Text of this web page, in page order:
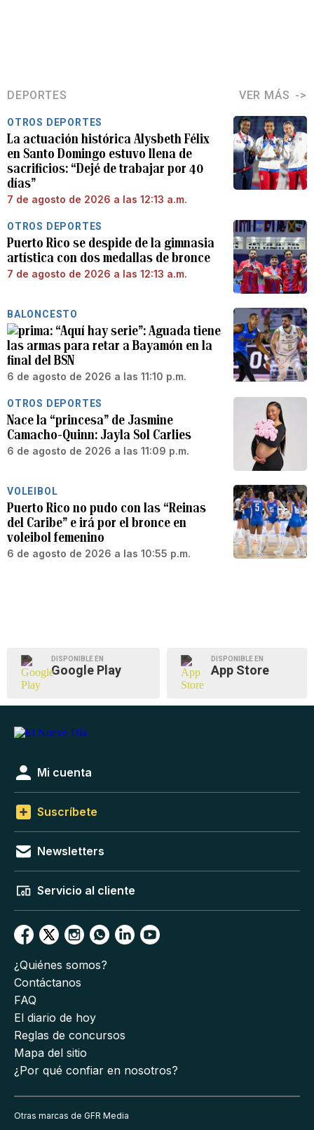
DEPORTES VER MÁS
OTROS DEPORTES
La actuación histórica Alysbeth Félix
en Santo Domingo estuvo llena de
sacrificios: “Dejé de trabajar por 40
días”
7 de agosto de 2026 a las 12:13 a.m.
OTROS DEPORTES
Puerto Rico se despide de la gimnasia
artística con dos medallas de bronce
7 de agosto de 2026 a las 12:13 a.m.
BALONCESTO
“Aquí hay serie”: Aguada tiene
las armas para retar a Bayamón en la
final del BSN
6 de agosto de 2026 a las 11:10 p.m.
OTROS DEPORTES
Nace la “princesa” de Jasmine
Camacho-Quinn: Jayla Sol Carlies
6 de agosto de 2026 a las 11:09 p.m.
VOLEIBOL
Puerto Rico no pudo con las “Reinas
del Caribe” e irá por el bronce en
voleibol femenino
6 de agosto de 2026 a las 10:55 p.m.
DISPONIBLE EN
Google Play
DISPONIBLE EN
App Store
Mi cuenta
Suscríbete
Newsletters
Servicio al cliente
¿Quiénes somos?
Contáctanos
FAQ
El diario de hoy
Reglas de concursos
Mapa del sitio
¿Por qué confiar en nosotros?
Otras marcas de GFR Media